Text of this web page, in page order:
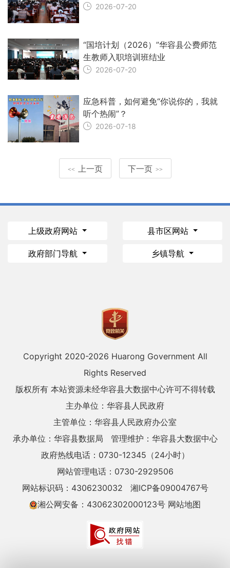
2026-07-20
“国培计划（2026）”华容县公费师范
生教师入职培训班结业
2026-07-20
应急科普，如何避免“你说你的，我就
听个热闹”？
2026-07-18
<< 上一页 下一页 >>
上级政府网站 县市区网站
政府部门导航 乡镇导航
Copyright 2020-2026 Huarong Government All
Rights Reserved
版权所有 本站资源未经华容县大数据中心许可不得转载
主办单位：华容县人民政府
主管单位：华容县人民政府办公室
承办单位：华容县数据局
管理维护：华容县大数据中心
政府热线电话：0730-12345（24小时）
网站管理电话：0730-2929506
网站标识码：4306230032
湘ICP备09004767号
湘公网安备：43062302000123号 网站地图